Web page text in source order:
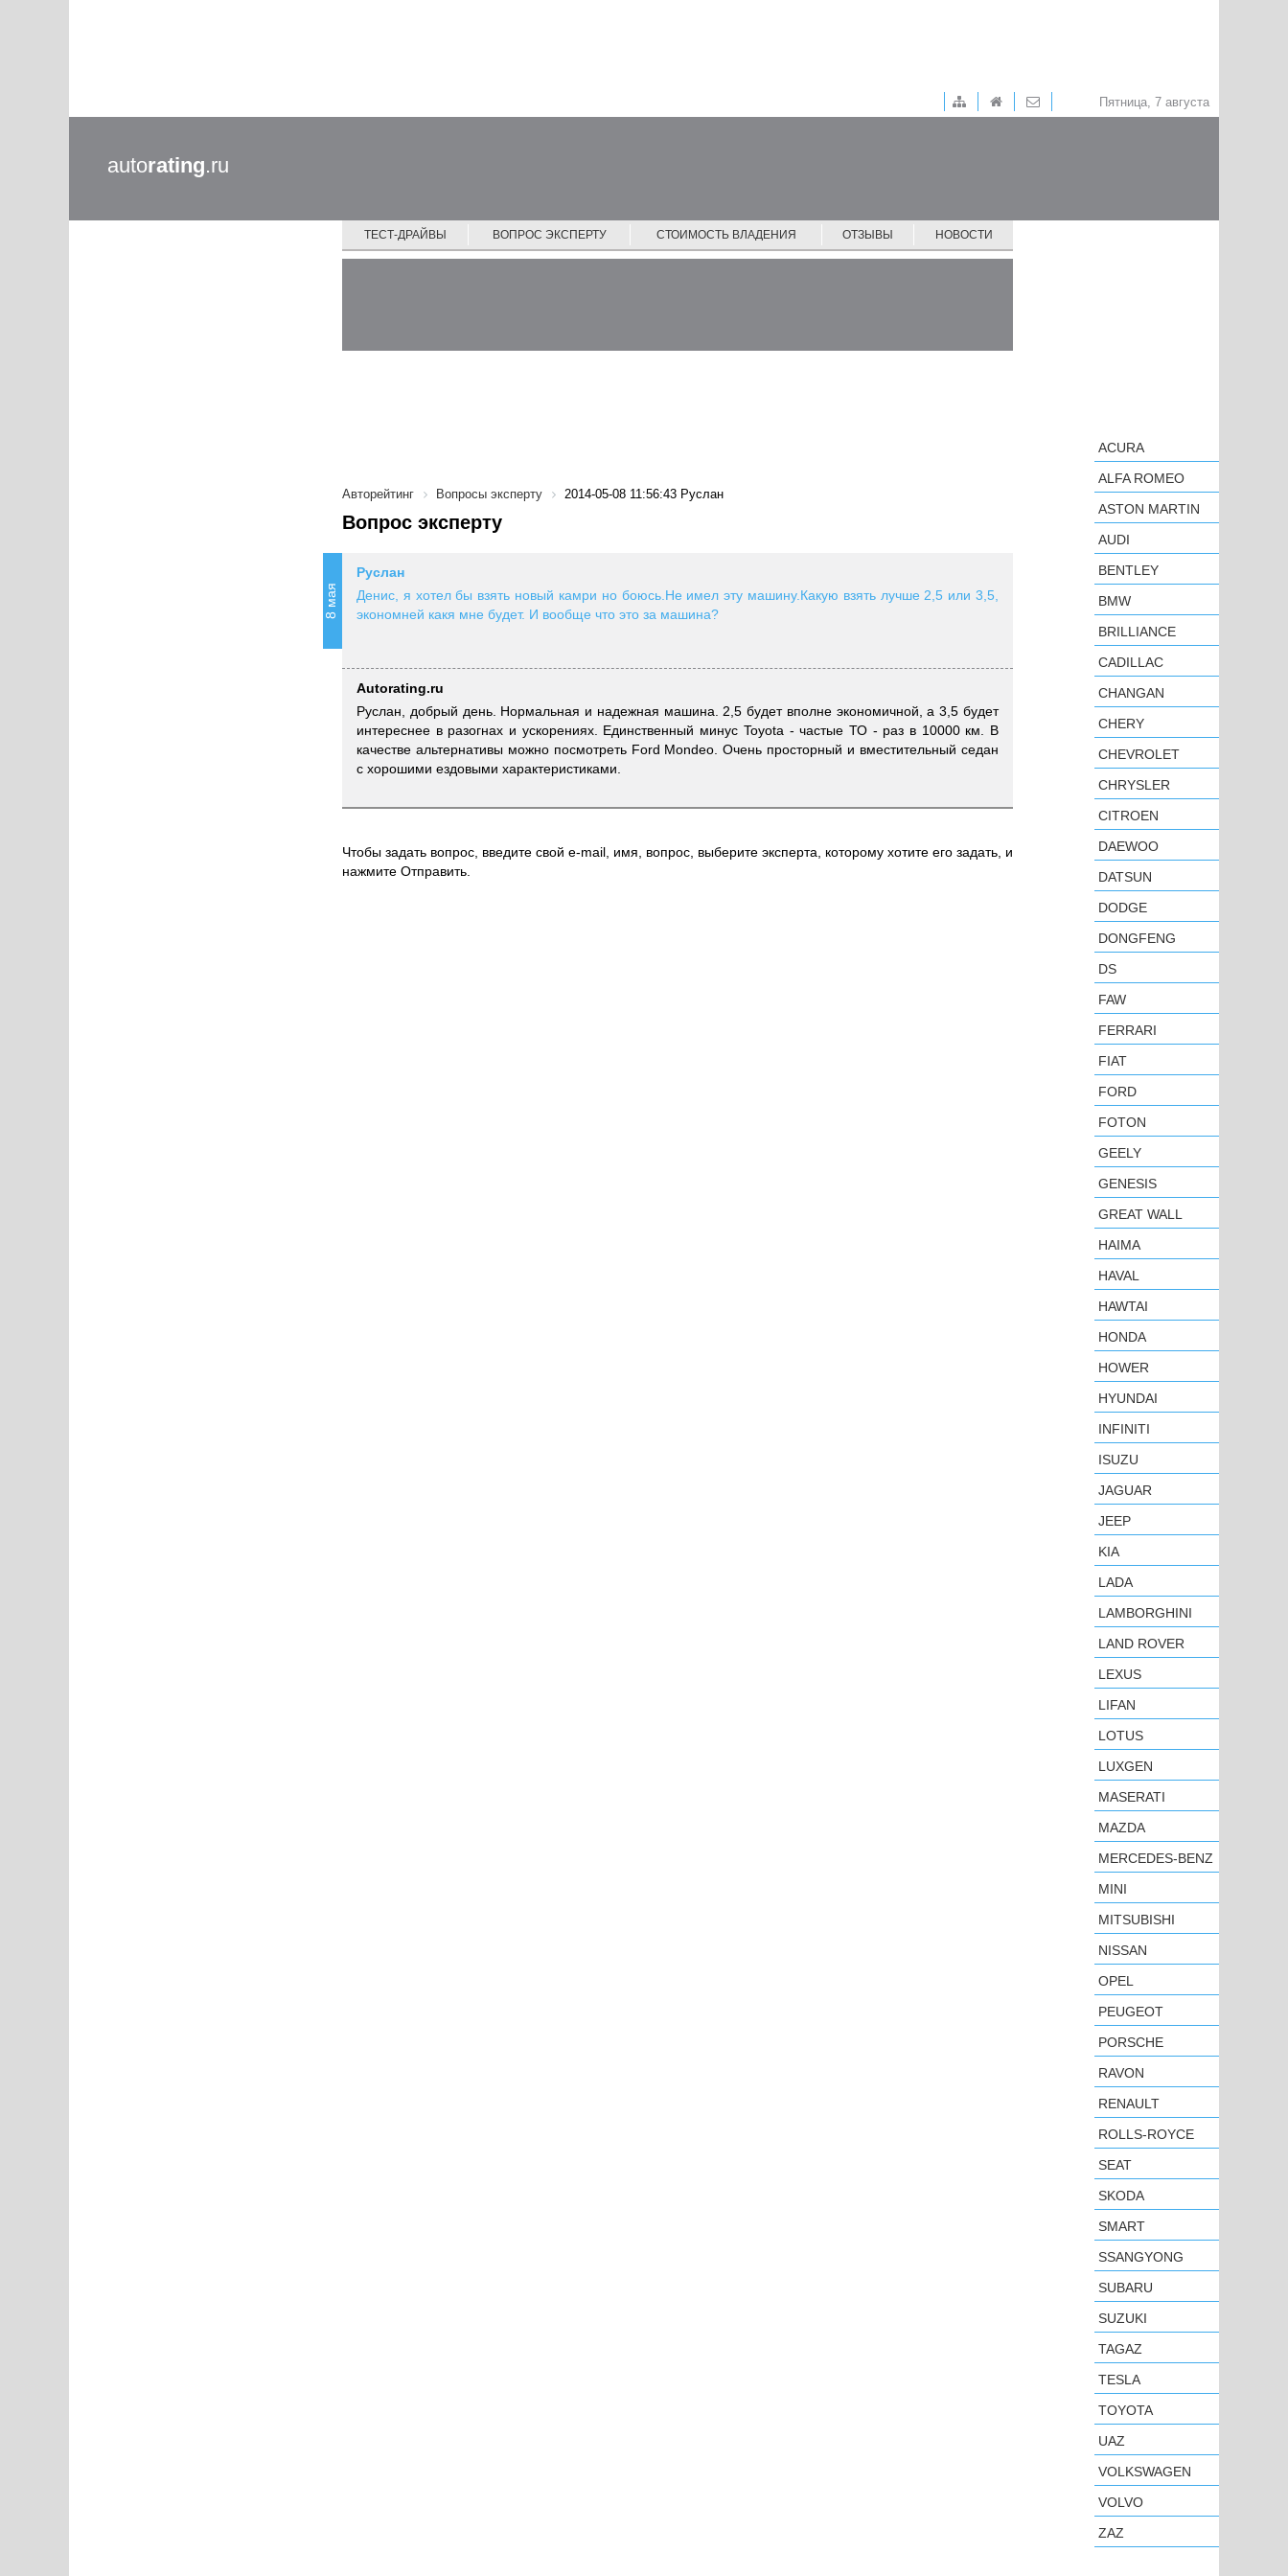
Пятница, 7 августа
autorating.ru
ТЕСТ-ДРАЙВЫ ВОПРОС ЭКСПЕРТУ СТОИМОСТЬ ВЛАДЕНИЯ ОТЗЫВЫ НОВОСТИ
Авторейтинг Вопросы эксперту 2014-05-08 11:56:43 Руслан
Вопрос эксперту
8 мая
Руслан
Денис, я хотел бы взять новый камри но боюсь.Не имел эту машину.Какую взять лучше 2,5 или 3,5,
экономней какя мне будет. И вообще что это за машина?
Autorating.ru
Руслан, добрый день. Нормальная и надежная машина. 2,5 будет вполне экономичной, а 3,5 будет
интереснее в разогнах и ускорениях. Единственный минус Toyota - частые ТО - раз в 10000 км. В
качестве альтернативы можно посмотреть Ford Mondeo. Очень просторный и вместительный седан
с хорошими ездовыми характеристиками.
Чтобы задать вопрос, введите свой e-mail, имя, вопрос, выберите эксперта, которому хотите его задать, и
нажмите Отправить.
ACURA
ALFA ROMEO
ASTON MARTIN
AUDI
BENTLEY
BMW
BRILLIANCE
CADILLAC
CHANGAN
CHERY
CHEVROLET
CHRYSLER
CITROEN
DAEWOO
DATSUN
DODGE
DONGFENG
DS
FAW
FERRARI
FIAT
FORD
FOTON
GEELY
GENESIS
GREAT WALL
HAIMA
HAVAL
HAWTAI
HONDA
HOWER
HYUNDAI
INFINITI
ISUZU
JAGUAR
JEEP
KIA
LADA
LAMBORGHINI
LAND ROVER
LEXUS
LIFAN
LOTUS
LUXGEN
MASERATI
MAZDA
MERCEDES-BENZ
MINI
MITSUBISHI
NISSAN
OPEL
PEUGEOT
PORSCHE
RAVON
RENAULT
ROLLS-ROYCE
SEAT
SKODA
SMART
SSANGYONG
SUBARU
SUZUKI
TAGAZ
TESLA
TOYOTA
UAZ
VOLKSWAGEN
VOLVO
ZAZ